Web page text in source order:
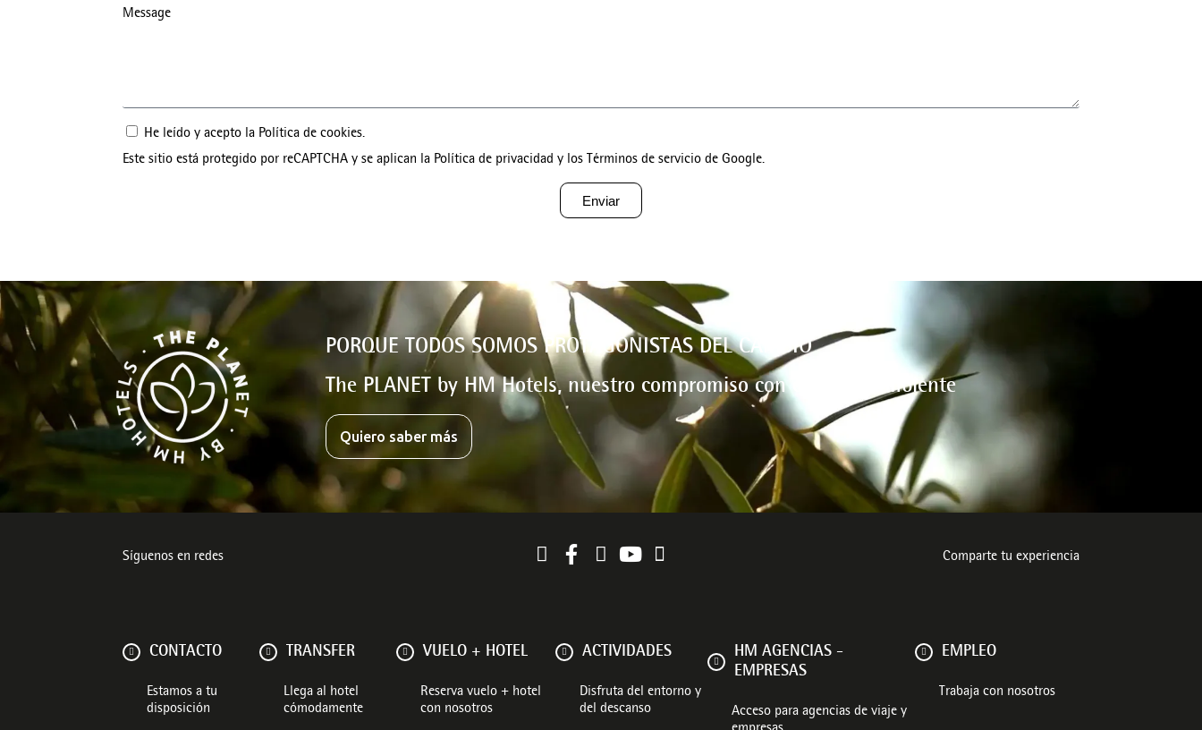
Message
He leído y acepto la Política de cookies.
Este sitio está protegido por reCAPTCHA y se aplican la Política de privacidad y los Términos de servicio de Google.
Enviar
PORQUE TODOS SOMOS PROTAGONISTAS DEL CAMBIO
The PLANET by HM Hotels, nuestro compromiso con el medio ambiente
Quiero saber más
Síguenos en redes Comparte tu experiencia
CONTACTO
Estamos a tu
disposición
TRANSFER
Llega al hotel
cómodamente
VUELO + HOTEL
Reserva vuelo + hotel
con nosotros
ACTIVIDADES
Disfruta del entorno y
del descanso
HM AGENCIAS -
EMPRESAS
Acceso para agencias de viaje y
EMPLEO
Trabaja con nosotros